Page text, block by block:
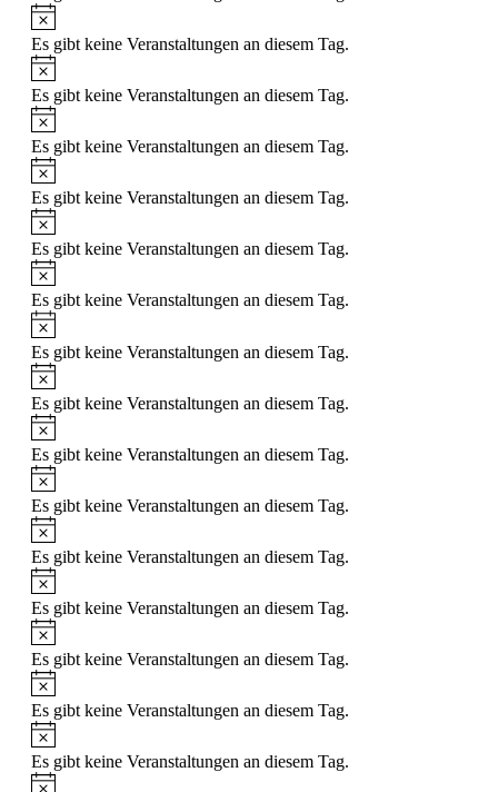
Hinweis
Es gibt keine Veranstaltungen an diesem Tag.
Hinweis
Es gibt keine Veranstaltungen an diesem Tag.
Hinweis
Es gibt keine Veranstaltungen an diesem Tag.
Hinweis
Es gibt keine Veranstaltungen an diesem Tag.
Hinweis
Es gibt keine Veranstaltungen an diesem Tag.
Hinweis
Es gibt keine Veranstaltungen an diesem Tag.
Hinweis
Es gibt keine Veranstaltungen an diesem Tag.
Hinweis
Es gibt keine Veranstaltungen an diesem Tag.
Hinweis
Es gibt keine Veranstaltungen an diesem Tag.
Hinweis
Es gibt keine Veranstaltungen an diesem Tag.
Hinweis
Es gibt keine Veranstaltungen an diesem Tag.
Hinweis
Es gibt keine Veranstaltungen an diesem Tag.
Hinweis
Es gibt keine Veranstaltungen an diesem Tag.
Hinweis
Es gibt keine Veranstaltungen an diesem Tag.
Hinweis
Es gibt keine Veranstaltungen an diesem Tag.
Hinweis